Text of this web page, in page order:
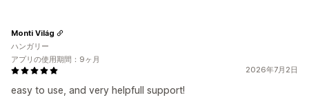
2026年7月2日
easy to use, and very helpfull support!
Monti Világ
ハンガリー
アプリの使用期間：9ヶ月